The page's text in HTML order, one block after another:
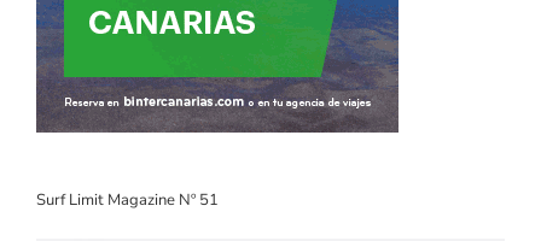
Surf Limit Magazine Nº 51